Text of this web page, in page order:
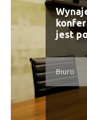
jest
Biuro